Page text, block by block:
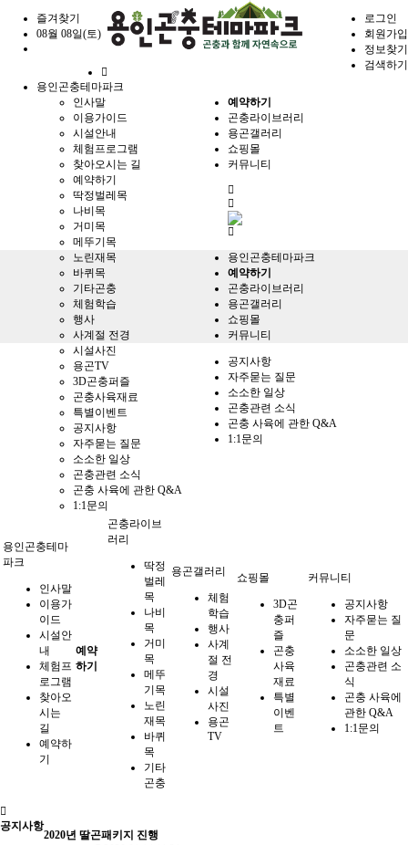
즐겨찾기
08월 08일(토)
로그인
회원가입
정보찾기
검색하기
으
용인곤충테마파크
인사말
이용가이드
시설안내
체험프로그램
찾아오시는 길
예약하기
예약하기
곤충라이브러리
딱정벌레목
나비목
거미목
메뚜기목
노린재목
바퀴목
기타곤충
용곤갤러리
체험학습
행사
사계절 전경
시설사진
용곤TV
쇼핑몰
3D곤충퍼즐
곤충사육재료
특별이벤트
커뮤니티
공지사항
자주묻는 질문
소소한 일상
곤충관련 소식
곤충 사육에 관한 Q&A
1:1문의
메
용인곤충테마파크
예약하기
곤충라이브러리
용곤갤러리
쇼핑몰
커뮤니티
공지사항
자주묻는 질문
소소한 일상
곤충관련 소식
곤충 사육에 관한 Q&A
1:1문의
용인곤충테마
파크
인사말
이용가
이드
시설안
내
체험프
로그램
찾아오
시는
길
예약하
기
예약
하기
곤충라이브
러리
딱정
벌레
목
나비
목
거미
목
메뚜
기목
노린
재목
바퀴
목
기타
곤충
용곤갤러리
체험
학습
행사
사계
절 전
경
시설
사진
용곤
TV
쇼핑몰
3D곤
충퍼
즐
곤충
사육
재료
특별
이벤
트
커뮤니티
공지사항
자주묻는 질
문
소소한 일상
곤충관련 소
식
곤충 사육에
관한 Q&A
1:1문의
공지사항
2020년 딸곤패키지 진행